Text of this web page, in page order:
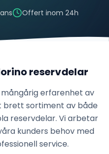
Offert inom 24h
reservdelar
mångårig erfarenhet av
brett sortiment av både
reservdelar. Vi arbetar
kunders behov med
service.